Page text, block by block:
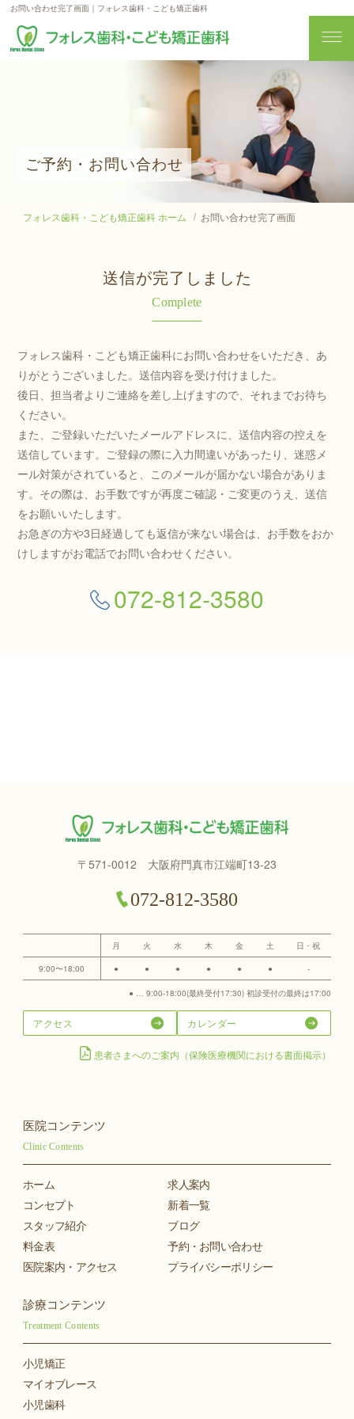
お問い合わせ完了画面｜フォレス歯科・こども矯正歯科
ご予約・お問い合わせ
フォレス歯科・こども矯正歯科 ホーム お問い合わせ完了画面
送信が完了しました
Complete
フォレス歯科・こども矯正歯科にお問い合わせをいただき、あ
りがとうございました。送信内容を受け付けました。
後日、担当者よりご連絡を差し上げますので、それまでお待ち
ください。
また、ご登録いただいたメールアドレスに、送信内容の控えを
送信しています。 ご登録の際に入力間違いがあったり、迷惑メ
ール対策がされていると、このメールが届かない場合がありま
す。 その際は、お手数ですが再度ご確認・ご変更のうえ、送信
をお願いいたします。
お急ぎの方や3日経過しても返信が来ない場合は、お手数をおか
けしますがお電話でお問い合わせください。
072-812-3580
〒571-0012 大阪府門真市江端町13-23
072-812-3580
月 火 水 木 金 土 日・祝
9:00〜18:00 ● ● ● ● ● ● -
● … 9:00-18:00(最終受付17:30) 初診受付の最終は17:00
アクセス カレンダー
患者さまへのご案内（保険医療機関における書面掲示）
医院コンテンツ
Clinic Contents
ホーム
コンセプト
スタッフ紹介
料金表
医院案内・アクセス
求人案内
新着一覧
ブログ
予約・お問い合わせ
プライバシーポリシー
診療コンテンツ
Treatment Contents
小児矯正
マイオブレース
小児歯科